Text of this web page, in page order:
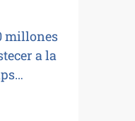
millones
a la